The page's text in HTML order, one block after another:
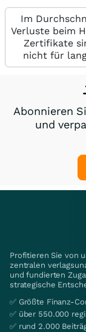
Im
Verluste beim
Zertifikate
nicht für
Abonnieren
und
Profitieren Sie von
zentralen
und fundierten
strategische
✅ Größte Finanz-
✅ über 550.000
✅ rund 2.000